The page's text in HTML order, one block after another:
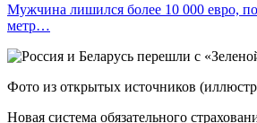
Мужчина лишился более 10 000 евро,
метр…
Фото из открытых источников
Новая система обязательного